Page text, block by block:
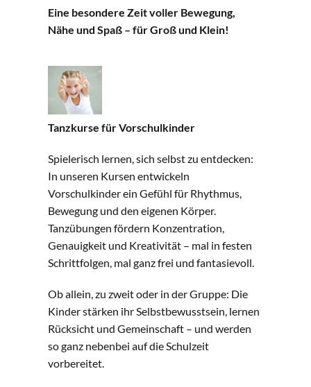
Eine besondere Zeit voller Bewegung,
Nähe und Spaß – für Groß und Klein!
Tanzkurse für Vorschulkinder
Spielerisch lernen, sich selbst zu entdecken:
In unseren Kursen entwickeln
Vorschulkinder ein Gefühl für Rhythmus,
Bewegung und den eigenen Körper.
Tanzübungen fördern Konzentration,
Genauigkeit und Kreativität – mal in festen
Schrittfolgen, mal ganz frei und fantasievoll.
Ob allein, zu zweit oder in der Gruppe: Die
Kinder stärken ihr Selbstbewusstsein, lernen
Rücksicht und Gemeinschaft – und werden
so ganz nebenbei auf die Schulzeit
vorbereitet.